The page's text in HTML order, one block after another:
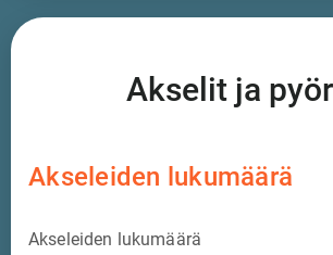
Akselit ja
Akseleiden lukumäärä
Akseleiden lukumäärä